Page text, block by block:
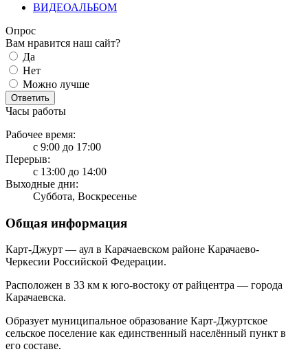
ВИДЕОАЛЬБОМ
Опрос
Вам нравится наш сайт?
Да
Нет
Можно лучше
Ответить
Часы работы
Рабочее время:
с 9:00 до 17:00
Перерыв:
с 13:00 до 14:00
Выходные дни:
Суббота, Воскресенье
Общая информация
Карт-Джурт — аул в Карачаевском районе Карачаево-
Черкесии Российской Федерации.
Расположен в 33 км к юго-востоку от райцентра — города
Карачаевска.
Образует муниципальное образование Карт-Джуртское
сельское поселение как единственный населённый пункт в
его составе.